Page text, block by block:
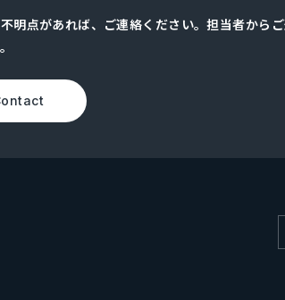
明点があれば、ご連絡ください。担当者から